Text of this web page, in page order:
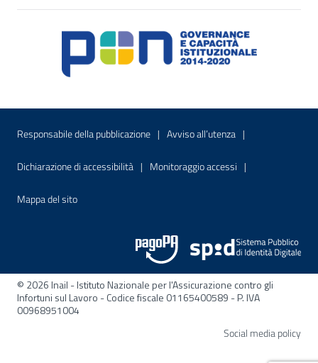
Menu di servizio
Responsabile della pubblicazione Sito interno - Apre in una nuova
Avviso all’utenza Sito interno -
Dichiarazione di accessibilità Sito interno - Apre in una nuova finestra
Monitoraggio accessi Sito interno -
Mappa del sitoSito interno - Apre nella stessa finestra
© 2026 Inail - Istituto Nazionale per l'Assicurazione contro gli
Infortuni sul Lavoro - Codice fiscale 01165400589 - P. IVA
00968951004
Social media policy